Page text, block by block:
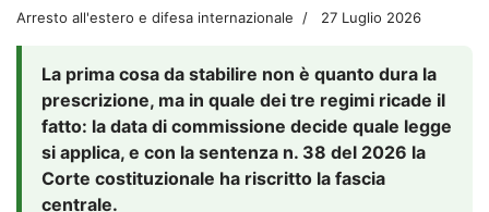
Arresto all'estero e difesa internazionale 27 Luglio 2026
La prima cosa da stabilire non è quanto dura la
prescrizione, ma in quale dei tre regimi ricade il
fatto: la data di commissione decide quale legge
si applica, e con la sentenza n. 38 del 2026 la
Corte costituzionale ha riscritto la fascia
centrale.